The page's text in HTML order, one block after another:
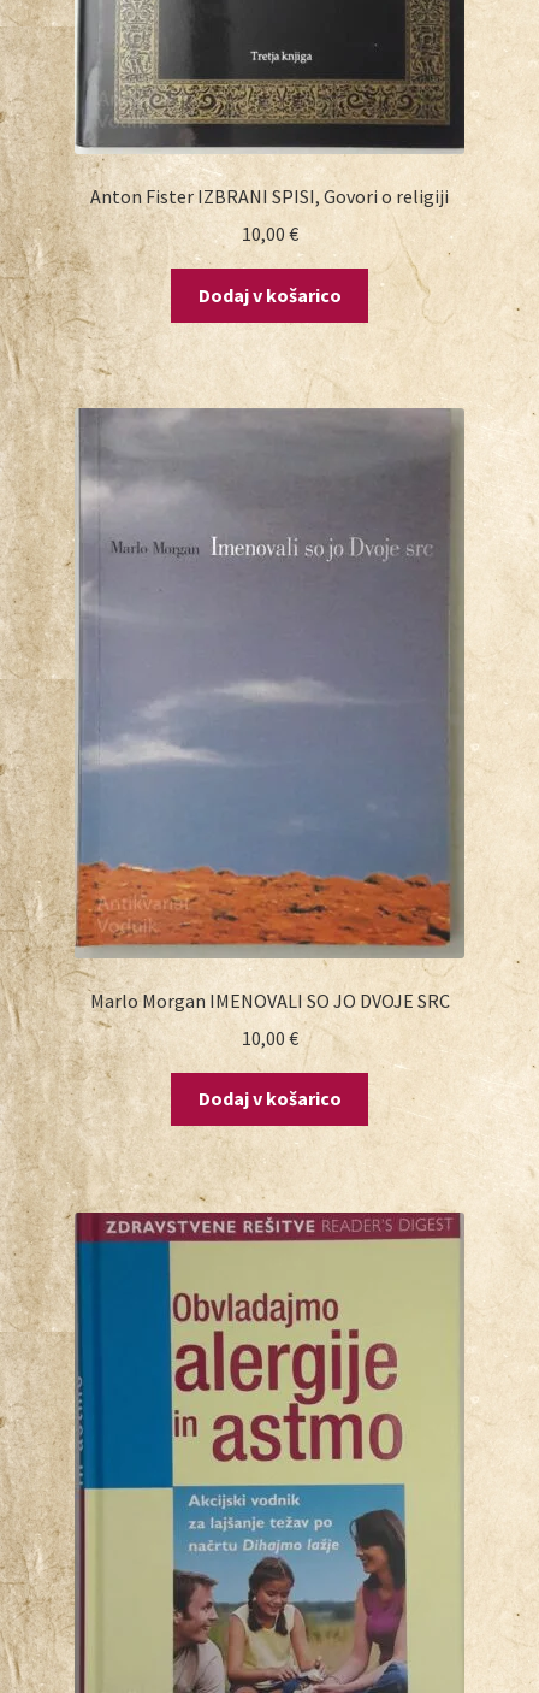
Anton Fister IZBRANI SPISI, Govori o religiji
10,00 €
Dodaj v košarico
Marlo Morgan IMENOVALI SO JO DVOJE SRC
10,00 €
Dodaj v košarico